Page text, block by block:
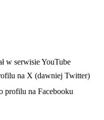
karcie
w serwisie YouTube
na X (dawniej Twitter)
karcie
profilu na Facebooku